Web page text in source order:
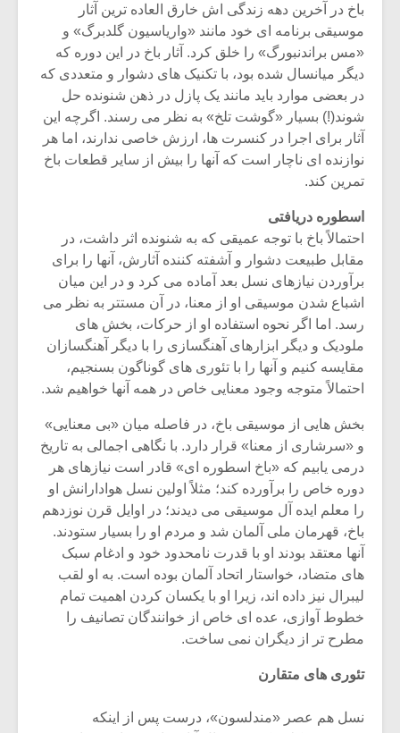
باخ در آخرین دهه زندگى اش خارق العاده ترین آثار
موسیقى برنامه اى خود مانند «واریاسیون گلدبرگ» و
«مس براندنبورگ» را خلق کرد. آثار باخ در این دوره که
دیگر میانسال شده بود، با تکنیک هاى دشوار و متعددى که
در بعضى موارد باید مانند یک پازل در ذهن شنونده حل
شوند(!) بسیار «گوشت تلخ» به نظر مى رسند. اگرچه این
آثار براى اجرا در کنسرت ها، ارزش خاصى ندارند، اما هر
نوازنده اى ناچار است که آنها را بیش از سایر قطعات باخ
تمرین کند.
اسطوره دریافتى
احتمالاً باخ با توجه عمیقى که به شنونده اثر داشت، در
مقابل طبیعت دشوار و آشفته کننده آثارش، آنها را براى
برآوردن نیازهاى نسل بعد آماده مى کرد و در این میان
اشباع شدن موسیقى او از معنا، در آن مستتر به نظر مى
رسد. اما اگر نحوه استفاده او از حرکات، بخش هاى
ملودیک و دیگر ابزارهاى آهنگسازى را با دیگر آهنگسازان
مقایسه کنیم و آنها را با تئورى هاى گوناگون بسنجیم،
احتمالاً متوجه وجود معنایى خاص در همه آنها خواهیم شد.
بخش هایى از موسیقى باخ، در فاصله میان «بى معنایى»
و «سرشارى از معنا» قرار دارد. با نگاهى اجمالى به تاریخ
درمى یابیم که «باخ اسطوره اى» قادر است نیازهاى هر
دوره خاص را برآورده کند؛ مثلاً اولین نسل هوادارانش او
را معلم ایده آل موسیقى مى دیدند؛ در اوایل قرن نوزدهم
باخ، قهرمان ملى آلمان شد و مردم او را بسیار ستودند.
آنها معتقد بودند او با قدرت نامحدود خود و ادغام سبک
هاى متضاد، خواستار اتحاد آلمان بوده است. به او لقب
لیبرال نیز داده اند، زیرا او با یکسان کردن اهمیت تمام
خطوط آوازى، عده اى خاص از خوانندگان تصانیف را
مطرح تر از دیگران نمى ساخت.
تئورى هاى متقارن
نسل هم عصر «مندلسون»، درست پس از اینکه